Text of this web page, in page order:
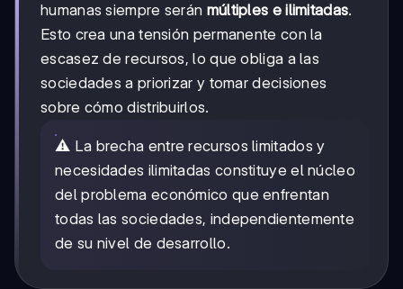
humanas siempre serán múltiples e ilimitadas.
Esto crea una tensión permanente con la
escasez de recursos, lo que obliga a las
sociedades a priorizar y tomar decisiones
sobre cómo distribuirlos.
⚠️ La brecha entre recursos limitados y
necesidades ilimitadas constituye el núcleo
del problema económico que enfrentan
todas las sociedades, independientemente
de su nivel de desarrollo.